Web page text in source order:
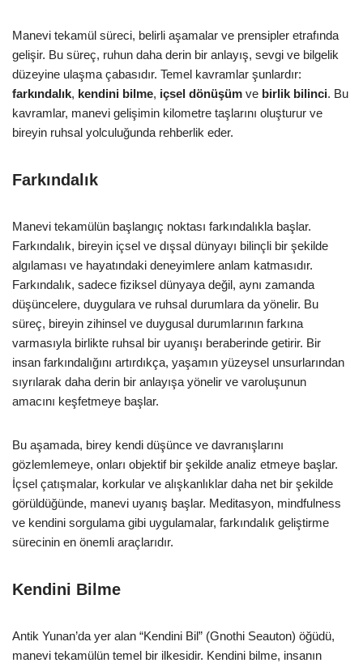
Manevi tekamül süreci, belirli aşamalar ve prensipler etrafında
gelişir. Bu süreç, ruhun daha derin bir anlayış, sevgi ve bilgelik
düzeyine ulaşma çabasıdır. Temel kavramlar şunlardır:
farkındalık, kendini bilme, içsel dönüşüm ve birlik bilinci. Bu
kavramlar, manevi gelişimin kilometre taşlarını oluşturur ve
bireyin ruhsal yolculuğunda rehberlik eder.
Farkındalık
Manevi tekamülün başlangıç noktası farkındalıkla başlar.
Farkındalık, bireyin içsel ve dışsal dünyayı bilinçli bir şekilde
algılaması ve hayatındaki deneyimlere anlam katmasıdır.
Farkındalık, sadece fiziksel dünyaya değil, aynı zamanda
düşüncelere, duygulara ve ruhsal durumlara da yönelir. Bu
süreç, bireyin zihinsel ve duygusal durumlarının farkına
varmasıyla birlikte ruhsal bir uyanışı beraberinde getirir. Bir
insan farkındalığını artırdıkça, yaşamın yüzeysel unsurlarından
sıyrılarak daha derin bir anlayışa yönelir ve varoluşunun
amacını keşfetmeye başlar.
Bu aşamada, birey kendi düşünce ve davranışlarını
gözlemlemeye, onları objektif bir şekilde analiz etmeye başlar.
İçsel çatışmalar, korkular ve alışkanlıklar daha net bir şekilde
görüldüğünde, manevi uyanış başlar. Meditasyon, mindfulness
ve kendini sorgulama gibi uygulamalar, farkındalık geliştirme
sürecinin en önemli araçlarıdır.
Kendini Bilme
Antik Yunan’da yer alan “Kendini Bil” (Gnothi Seauton) öğüdü,
manevi tekamülün temel bir ilkesidir. Kendini bilme, insanın